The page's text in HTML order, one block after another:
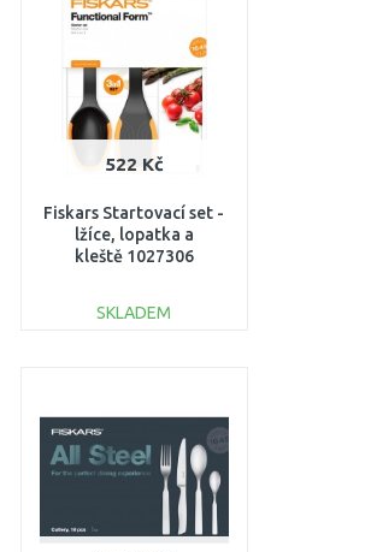
522 Kč
Fiskars Startovací set -
lžíce, lopatka a
kleště 1027306
SKLADEM